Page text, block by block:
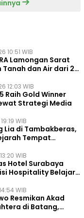
10:51 WIB
Lamongan Sarat
Tanah dan Air dari 27
12:03 WIB
Raih Gold Winner
Strategi Media
WIB
Lia di Tambakberas,
Tempat
WIB
Hotel Surabaya
Hospitality Belajar
WIB
Resmikan Akad
di Batang,